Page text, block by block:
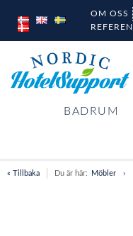
OM OSS
BADRUM
« Tillbaka Du är här: Möbler